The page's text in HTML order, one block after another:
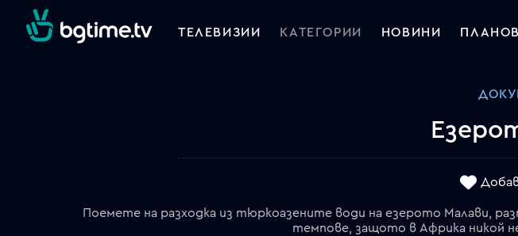
ТЕЛЕВИЗИИ КАТЕГОРИИ НОВИНИ
Поемете на разходка из тюркоазените води на езерото Малави,
темпове, защото в Африка никой